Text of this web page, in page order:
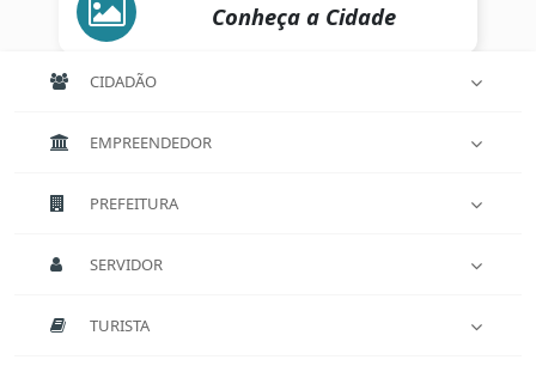
Conheça a Cidade
CIDADÃO
EMPREENDEDOR
PREFEITURA
SERVIDOR
TURISTA